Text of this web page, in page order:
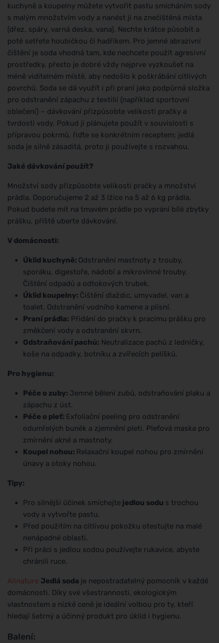
kuchyně a koupelny můžete vytvořit pastu smícháním sody
s malým množstvím vody a nanést ji na znečištěná místa
(dřez, spáry, varná deska, vana). Nechte krátce působit a
poté setřete houbičkou či hadříkem. Pro jemné abrazivní
čištění je soda vhodná tam, kde nechcete použít agresivní
prostředky, přesto je dobré vždy nejprve vyzkoušet na
méně viditelném místě, aby nedošlo k poškrábání citlivých
povrchů. Soda se dá využít i při praní jako podpůrná složka
pro odstranění zápachu z textilií (například sportovní
oblečení) – dávkování přizpůsobte velikosti pračky a
tvrdosti vody. Pokud ji plánujete použít v souvislosti s
přípravou pokrmů, řiďte se konkrétním receptem; jedlá
soda je silně zásaditá, proto ji používejte s rozvahou.
Jaké dávkování použít?
Množství sody přizpůsobte velikosti pračky a množství
prádla. Doporučujeme 2 až 3 lžíce na 5 až 6 kg prádla.
Pokud budete mít na tmavém prádle po vyprání bílé zbytky
prášku, příště uberte dávkování.
V domácnosti:
Úklid kuchyně: Odstranění mastnoty z trouby,
sporáku, digestoře, nádobí a mikrovlnné trouby.
Čištění odpadů a odtokových trubek.
Úklid koupelny: Čištění dlaždic, umyvadel, van a
toalet. Odstranění vodního kamene a plísní.
Praní prádla: Přidání do pračky k pracímu prášku pro
změkčení vody a odstranění skvrn.
Odstraňování pachů: Neutralizace pachů z ledničky,
koše na odpadky, botníku a zvířecích pelíšků.
Pro hygienu:
Péče o zuby: Jemné bělení zubů, odstraňování plaku a
zápachu z úst.
Péče o pleť: Exfoliační peeling pro odstranění
odumřelých buněk a zjemnění pleti. Pleťová maska pro
zmírnění akné a mastnoty.
Koupel nohou: Relaxační koupel nohou pro zmírnění
únavy a otoky nohou.
Tipy:
Pro silnější účinek smíchejte jedlou sodu s trochou
vody a vytvořte pastu.
Před použitím na citlivou pokožku otestujte na malé
nenápadné oblasti.
Při práci s jedlou sodou používejte rukavice, abyste
chránili ruce.
Allnature Jedlá soda je nepostradatelný pomocník v každé
domácnosti. Díky své všestrannosti, ekologickým
vlastnostem a nízké ceně je ideální volbou pro ty, kteří
hledají šetrný a účinný produkt pro úklid i hygienu.
Balení: